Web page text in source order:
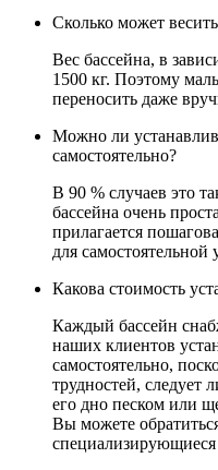
Сколько может
Вес бассейна, в
1500 кг. Поэтому
переносить даже
Можно ли
самостоятельно?
В 90 % случаев это
бассейна очень
прилагается
для самостоятельной
Какова стоимость
Каждый бассейн
наших клиентов
самостоятельно,
трудностей, следует
его дно песком или
Вы можете
специализирующиеся